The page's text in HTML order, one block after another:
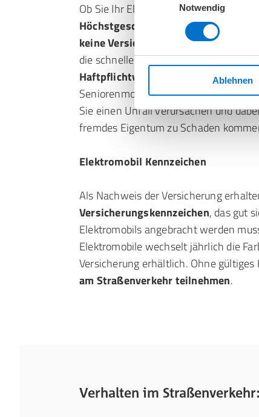
Notwendig
Ablehnen
Ob Sie Ihr Elektromobil versichern
Höchstgeschwindigkeitab. Für
keine Versicherungspflicht. Anders
die schneller als 6 km/h fahren: Hier
Haftpflichtversicherung
gesetzlich
Seniorenmobil-Versicherung schützt
Sie einen Unfall verursachen und
fremdes Eigentum zu Schaden
Elektromobil Kennzeichen
Als Nachweis der Versicherung
Versicherungskennzeichen, das gut
Elektromobils angebracht werden
Elektromobile wechselt jährlich die
Versicherung erhältlich. Ohne
am Straßenverkehr teilnehmen.
Verhalten im